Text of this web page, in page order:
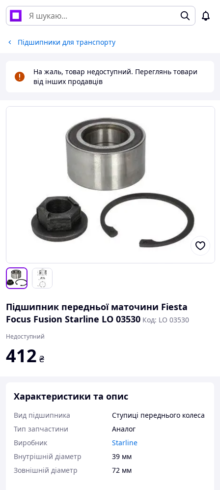
Підшипники для транспорту
На жаль, товар недоступний. Переглянь товари
від інших продавців
Підшипник передньої маточини Fiesta
Focus Fusion Starline LO 03530 Код: LO 03530
Недоступний
412 ₴
Характеристики та опис
Вид підшипника
Ступиці переднього колеса
Тип запчастини
Аналог
Виробник
Starline
Внутрішній діаметр
39 мм
Зовнішній діаметр
72 мм